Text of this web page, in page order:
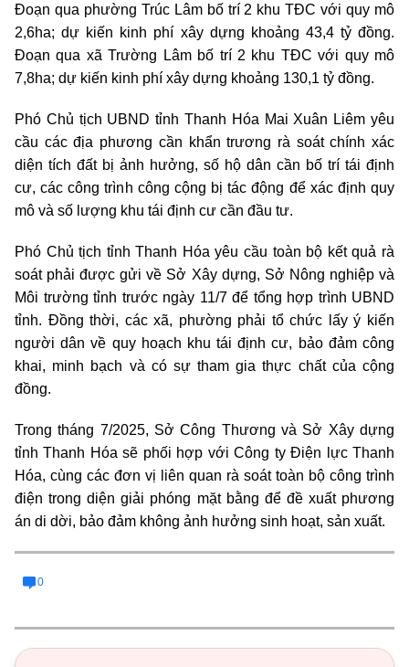
Đoạn qua phường Trúc Lâm bố trí 2 khu TĐC với quy mô
2,6ha; dự kiến kinh phí xây dựng khoảng 43,4 tỷ đồng.
Đoạn qua xã Trường Lâm bố trí 2 khu TĐC với quy mô
7,8ha; dự kiến kinh phí xây dựng khoảng 130,1 tỷ đồng.
Phó Chủ tịch UBND tỉnh Thanh Hóa Mai Xuân Liêm yêu
cầu các địa phương cần khẩn trương rà soát chính xác
diện tích đất bị ảnh hưởng, số hộ dân cần bố trí tái định
cư, các công trình công cộng bị tác động để xác định quy
mô và số lượng khu tái định cư cần đầu tư.
Phó Chủ tịch tỉnh Thanh Hóa yêu cầu toàn bộ kết quả rà
soát phải được gửi về Sở Xây dựng, Sở Nông nghiệp và
Môi trường tỉnh trước ngày 11/7 để tổng hợp trình UBND
tỉnh. Đồng thời, các xã, phường phải tổ chức lấy ý kiến
người dân về quy hoạch khu tái định cư, bảo đảm công
khai, minh bạch và có sự tham gia thực chất của cộng
đồng.
Trong tháng 7/2025, Sở Công Thương và Sở Xây dựng
tỉnh Thanh Hóa sẽ phối hợp với Công ty Điện lực Thanh
Hóa, cùng các đơn vị liên quan rà soát toàn bộ công trình
điện trong diện giải phóng mặt bằng để đề xuất phương
án di dời, bảo đảm không ảnh hưởng sinh hoạt, sản xuất.
0